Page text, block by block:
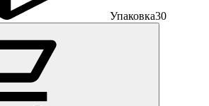
Упаковка30